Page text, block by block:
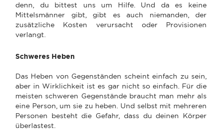
denn, du bittest uns um Hilfe. Und da es keine
Mittelsmänner gibt, gibt es auch niemanden, der
zusätzliche Kosten verursacht oder Provisionen
verlangt.
Schweres Heben
Das Heben von Gegenständen scheint einfach zu sein,
aber in Wirklichkeit ist es gar nicht so einfach. Für die
meisten schweren Gegenstände braucht man mehr als
eine Person, um sie zu heben. Und selbst mit mehreren
Personen besteht die Gefahr, dass du deinen Körper
überlastest.